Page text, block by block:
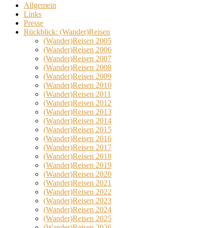
Allgemein
Links
Presse
Rückblick: (Wander)Reisen
(Wander)Reisen 2005
(Wander)Reisen 2006
(Wander)Reisen 2007
(Wander)Reisen 2008
(Wander)Reisen 2009
(Wander)Reisen 2010
(Wander)Reisen 2011
(Wander)Reisen 2012
(Wander)Reisen 2013
(Wander)Reisen 2014
(Wander)Reisen 2015
(Wander)Reisen 2016
(Wander)Reisen 2017
(Wander)Reisen 2018
(Wander)Reisen 2019
(Wander)Reisen 2020
(Wander)Reisen 2021
(Wander)Reisen 2022
(Wander)Reisen 2023
(Wander)Reisen 2024
(Wander)Reisen 2025